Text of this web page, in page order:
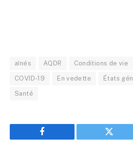
aînés AQDR Conditions de vie
COVID-19 En vedette États
Santé
Facebook